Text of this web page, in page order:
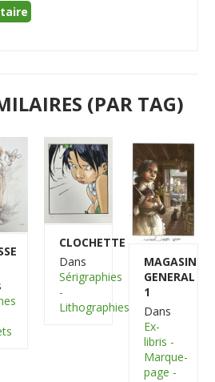
(PAR TAG)
CLOCHETTE
Dans
Sérigraphies
-
Lithographies
MAGASIN
GENERAL
1
Dans
Ex-
libris -
Marque-
page -